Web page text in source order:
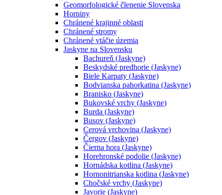
Geomorfologické členenie Slovenska
Horniny
Chránené krajinné oblasti
Chránené stromy
Chránené vtáčie územia
Jaskyne na Slovensku
Bachureň (Jaskyne)
Beskydské predhorie (Jaskyne)
Biele Karpaty (Jaskyne)
Bodvianska pahorkatina (Jaskyne)
Branisko (Jaskyne)
Bukovské vrchy (Jaskyne)
Burda (Jaskyne)
Busov (Jaskyne)
Cerová vrchovina (Jaskyne)
Čergov (Jaskyne)
Čierna hora (Jaskyne)
Horehronské podolie (Jaskyne)
Hornádska kotlina (Jaskyne)
Hornonitrianska kotlina (Jaskyne)
Chočské vrchy (Jaskyne)
Javorie (Jaskyne)